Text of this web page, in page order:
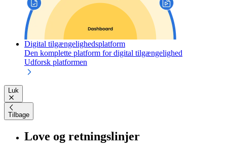
Digital tilgængelighedsplatform
Den komplette platform for digital tilgængelighed
Udforsk platformen
Luk
Tilbage
Love og retningslinjer